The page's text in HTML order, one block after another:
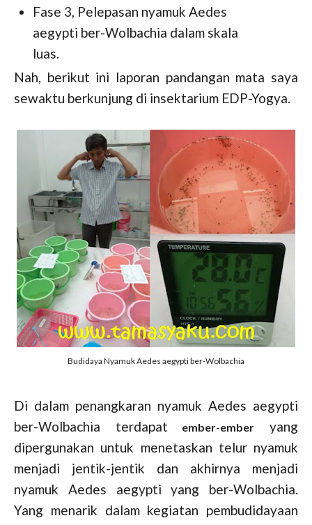
Fase 3, Pelepasan nyamuk Aedes
aegypti ber-Wolbachia dalam skala
luas.
Nah, berikut ini laporan pandangan mata saya
sewaktu berkunjung di insektarium EDP-Yogya.
Budidaya Nyamuk Aedes aegypti ber-Wolbachia
Di dalam penangkaran nyamuk Aedes aegypti
ber-Wolbachia terdapat
ember-ember
yang
dipergunakan untuk menetaskan telur nyamuk
menjadi jentik-jentik dan akhirnya menjadi
nyamuk Aedes aegypti yang ber-Wolbachia.
Yang menarik dalam kegiatan pembudidayaan